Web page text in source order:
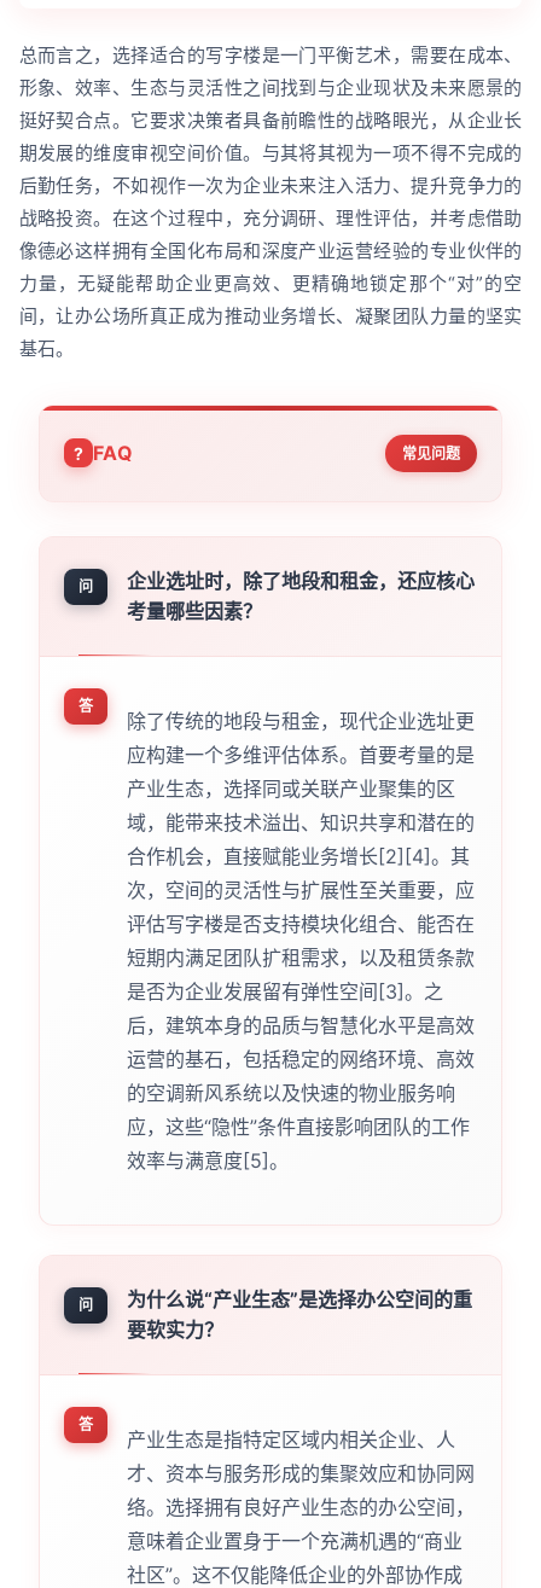
总而言之，选择适合的写字楼是一门平衡艺术，需要在成本、
形象、效率、生态与灵活性之间找到与企业现状及未来愿景的
挺好契合点。它要求决策者具备前瞻性的战略眼光，从企业长
期发展的维度审视空间价值。与其将其视为一项不得不完成的
后勤任务，不如视作一次为企业未来注入活力、提升竞争力的
战略投资。在这个过程中，充分调研、理性评估，并考虑借助
像德必这样拥有全国化布局和深度产业运营经验的专业伙伴的
力量，无疑能帮助企业更高效、更精确地锁定那个“对”的空
间，让办公场所真正成为推动业务增长、凝聚团队力量的坚实
基石。
FAQ 常见问题
问
企业选址时，除了地段和租金，还应核心
考量哪些因素？
答
除了传统的地段与租金，现代企业选址更
应构建一个多维评估体系。首要考量的是
产业生态，选择同或关联产业聚集的区
域，能带来技术溢出、知识共享和潜在的
合作机会，直接赋能业务增长[2][4]。其
次，空间的灵活性与扩展性至关重要，应
评估写字楼是否支持模块化组合、能否在
短期内满足团队扩租需求，以及租赁条款
是否为企业发展留有弹性空间[3]。之
后，建筑本身的品质与智慧化水平是高效
运营的基石，包括稳定的网络环境、高效
的空调新风系统以及快速的物业服务响
应，这些“隐性”条件直接影响团队的工作
效率与满意度[5]。
问
为什么说“产业生态”是选择办公空间的重
要软实力？
答
产业生态是指特定区域内相关企业、人
才、资本与服务形成的集聚效应和协同网
络。选择拥有良好产业生态的办公空间，
意味着企业置身于一个充满机遇的“商业
社区”。这不仅能降低企业的外部协作成